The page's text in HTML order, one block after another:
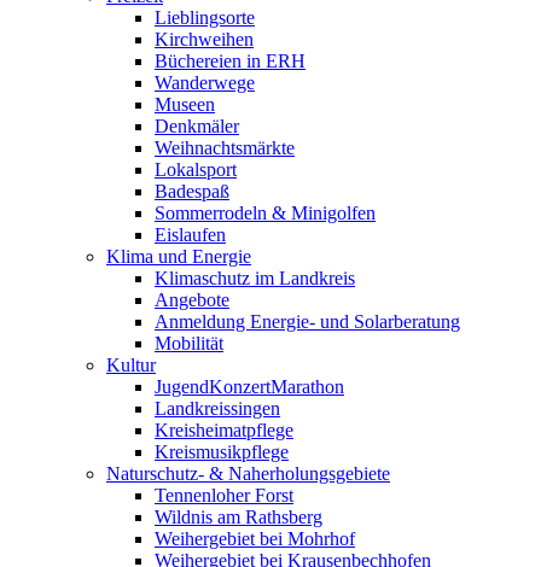
Lieblingsorte
Kirchweihen
Büchereien in ERH
Wanderwege
Museen
Denkmäler
Weihnachtsmärkte
Lokalsport
Badespaß
Sommerrodeln & Minigolfen
Eislaufen
Klima und Energie
Klimaschutz im Landkreis
Angebote
Anmeldung Energie- und Solarberatung
Mobilität
Kultur
JugendKonzertMarathon
Landkreissingen
Kreisheimatpflege
Kreismusikpflege
Naturschutz- & Naherholungsgebiete
Tennenloher Forst
Wildnis am Rathsberg
Weihergebiet bei Mohrhof
Weihergebiet bei Krausenbechhofen